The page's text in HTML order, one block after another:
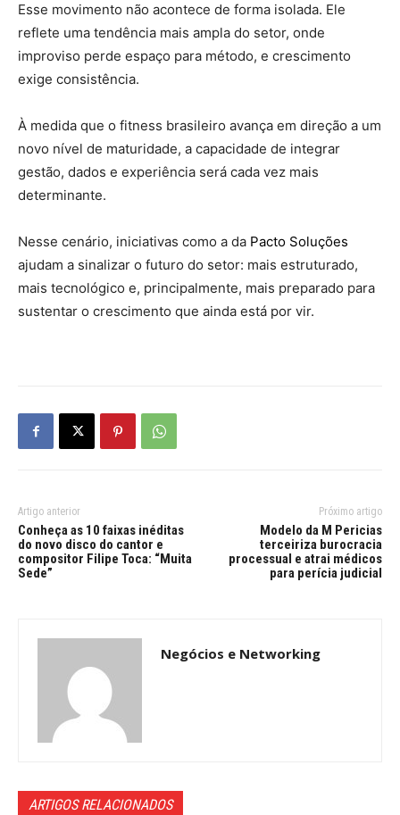
Esse movimento não acontece de forma isolada. Ele
reflete uma tendência mais ampla do setor, onde
improviso perde espaço para método, e crescimento
exige consistência.
À medida que o fitness brasileiro avança em direção a um
novo nível de maturidade, a capacidade de integrar
gestão, dados e experiência será cada vez mais
determinante.
Nesse cenário, iniciativas como a da Pacto Soluções
ajudam a sinalizar o futuro do setor: mais estruturado,
mais tecnológico e, principalmente, mais preparado para
sustentar o crescimento que ainda está por vir.
Artigo anterior
Conheça as 10 faixas inéditas
do novo disco do cantor e
compositor Filipe Toca: “Muita
Sede”
Próximo artigo
Modelo da M Pericias
terceiriza burocracia
processual e atrai médicos
para perícia judicial
Negócios e Networking
ARTIGOS RELACIONADOS